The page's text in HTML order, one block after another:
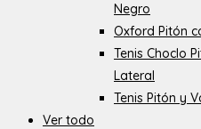
Negro
Oxford Pitón
Tenis Choclo
Lateral
Tenis Pitón y
Ver todo